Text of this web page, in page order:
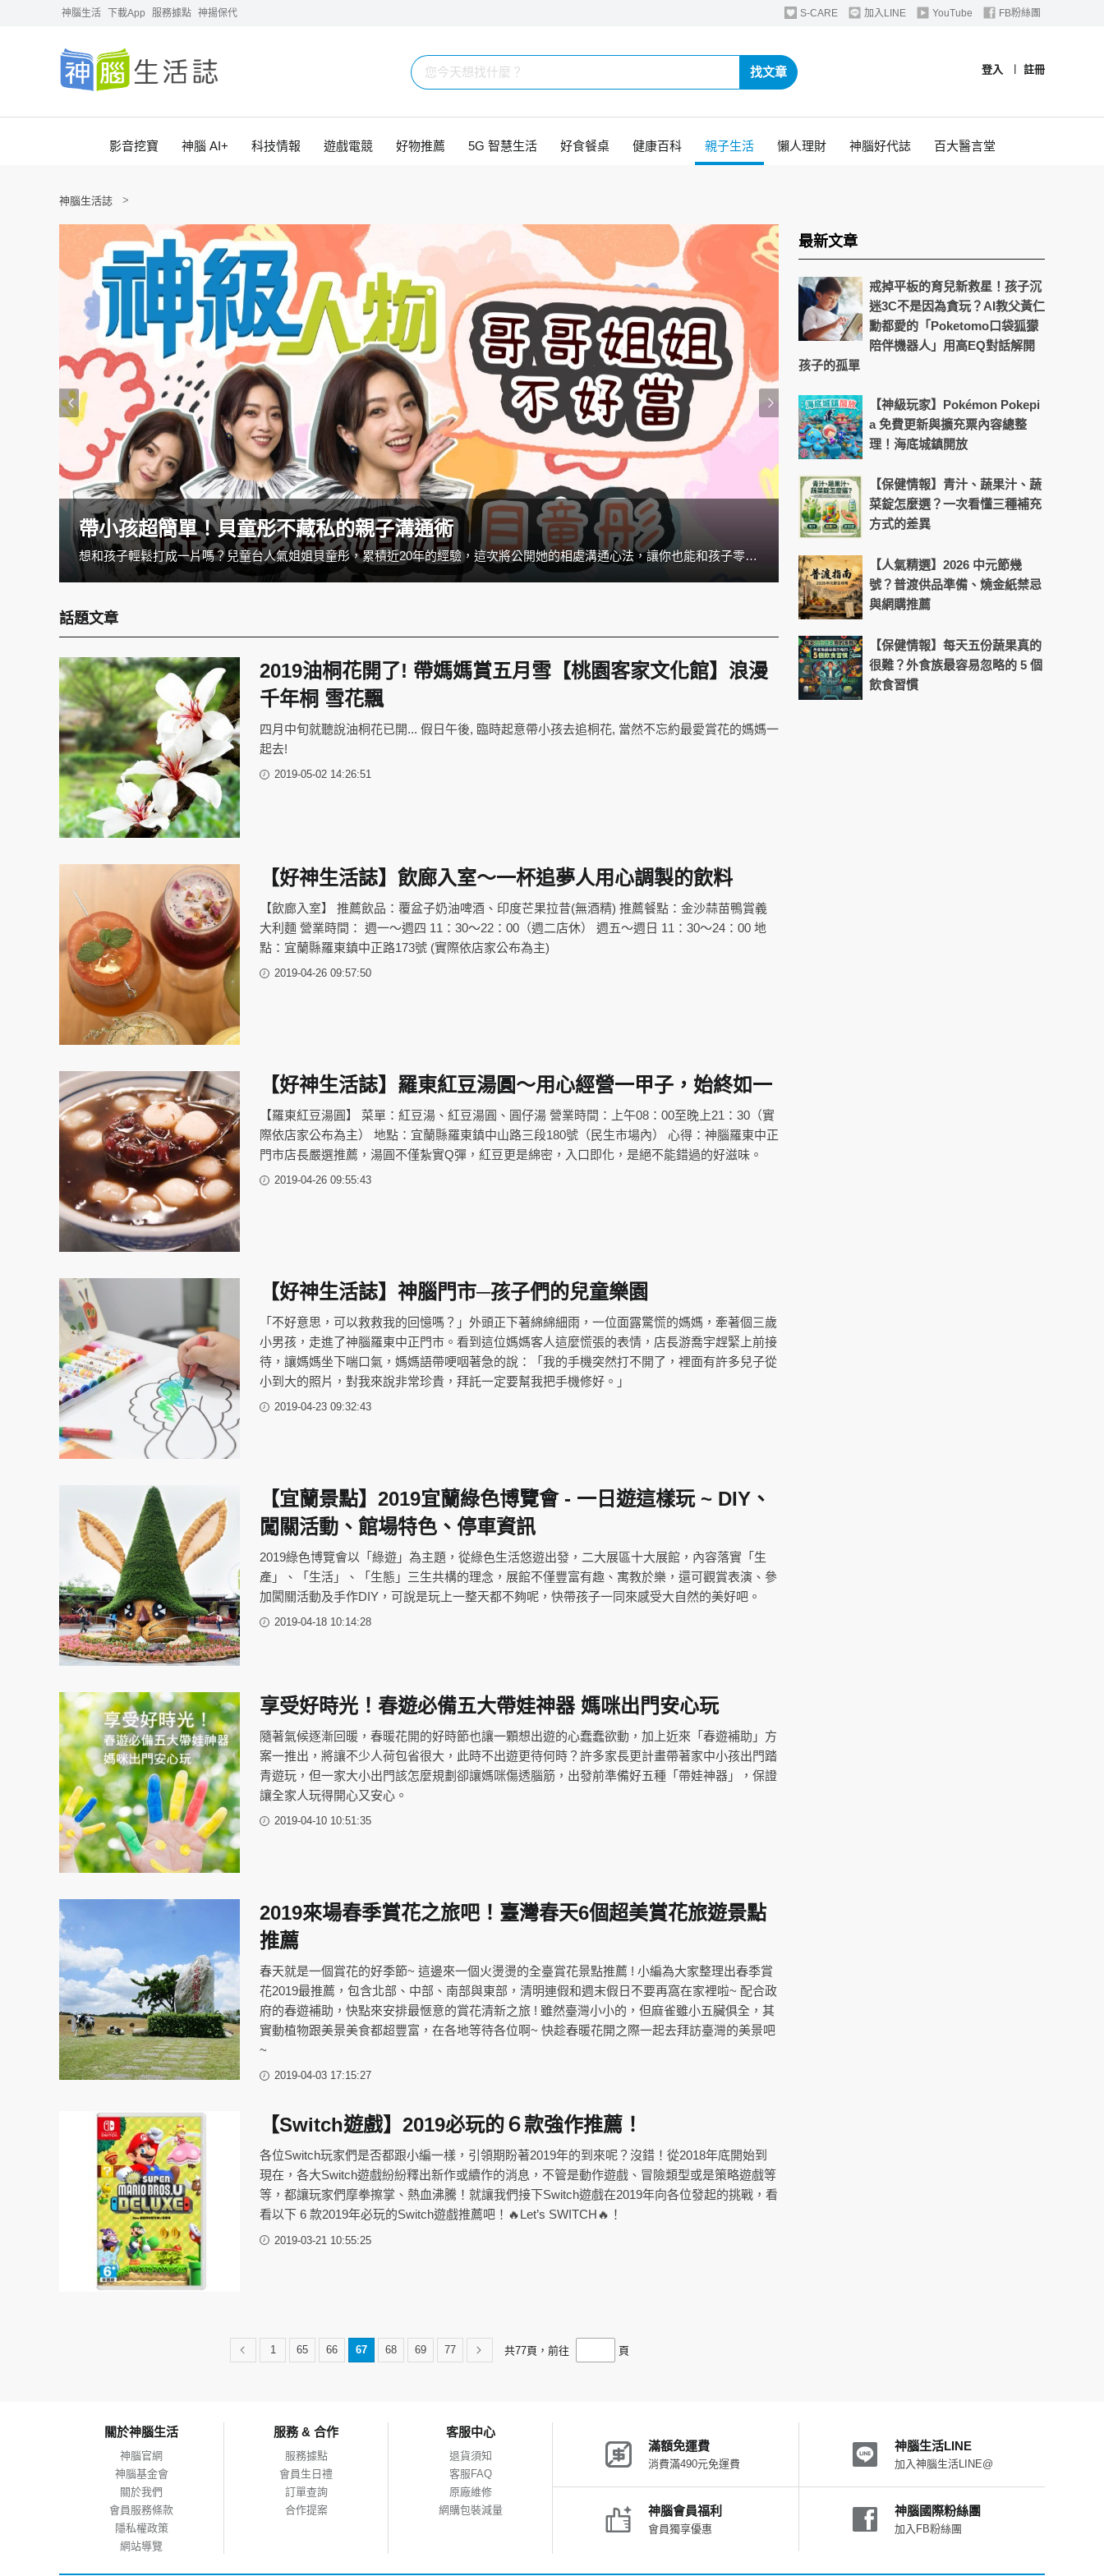
神腦生活 下載App 服務據點 神揚保代 S-CARE 加入LINE YouTube FB粉絲團
登入 註冊
找文章
影音挖寶 神腦 AI+ 科技情報 遊戲電競 好物推薦 5G 智慧生活 好食餐桌 健康百科 親子生活 懶人理財 神腦好代誌 百大醫言堂
神腦生活誌
帶小孩超簡單！貝童彤不藏私的親子溝通術
想和孩子輕鬆打成一片嗎？兒童台人氣姐姐貝童彤，累積近20年的經驗，這次將公開她的相處溝通心法，讓你也能和孩子零距離，關係更親密！
換季流感高峰延長！日常飲食與作
隨著疫情進入新階段，口罩鬆綁、外出活動增加，許多
話題文章
2019油桐花開了! 帶媽媽賞五月雪【桃園客家文化館】浪漫
千年桐 雪花飄
四月中旬就聽說油桐花已開... 假日午後, 臨時起意帶小孩去追桐花, 當然不忘約最愛賞花的媽媽一
起去!
2019-05-02 14:26:51
【好神生活誌】飲廊入室～一杯追夢人用心調製的飲料
【飲廊入室】 推薦飲品：覆盆子奶油啤酒、印度芒果拉昔(無酒精) 推薦餐點：金沙蒜苗鴨賞義
大利麵 營業時間： 週一～週四 11：30～22：00（週二店休） 週五～週日 11：30～24：00 地
點：宜蘭縣羅東鎮中正路173號 (實際依店家公布為主)
2019-04-26 09:57:50
【好神生活誌】羅東紅豆湯圓～用心經營一甲子，始終如一
【羅東紅豆湯圓】 菜單：紅豆湯、紅豆湯圓、圓仔湯 營業時間：上午08：00至晚上21：30（實
際依店家公布為主） 地點：宜蘭縣羅東鎮中山路三段180號（民生市場內） 心得：神腦羅東中正
門市店長嚴選推薦，湯圓不僅紮實Q彈，紅豆更是綿密，入口即化，是絕不能錯過的好滋味。
2019-04-26 09:55:43
【好神生活誌】神腦門市─孩子們的兒童樂園
「不好意思，可以救救我的回憶嗎？」外頭正下著綿綿細雨，一位面露驚慌的媽媽，牽著個三歲
小男孩，走進了神腦羅東中正門市。看到這位媽媽客人這麼慌張的表情，店長游喬宇趕緊上前接
待，讓媽媽坐下喘口氣，媽媽語帶哽咽著急的說：「我的手機突然打不開了，裡面有許多兒子從
小到大的照片，對我來說非常珍貴，拜託一定要幫我把手機修好。」
2019-04-23 09:32:43
【宜蘭景點】2019宜蘭綠色博覽會 - 一日遊這樣玩 ~ DIY、
闖關活動、館場特色、停車資訊
2019綠色博覽會以「綠遊」為主題，從綠色生活悠遊出發，二大展區十大展館，內容落實「生
產」、「生活」、「生態」三生共構的理念，展館不僅豐富有趣、寓教於樂，還可觀賞表演、參
加闖關活動及手作DIY，可說是玩上一整天都不夠呢，快帶孩子一同來感受大自然的美好吧。
2019-04-18 10:14:28
享受好時光！春遊必備五大帶娃神器 媽咪出門安心玩
隨著氣候逐漸回暖，春暖花開的好時節也讓一顆想出遊的心蠢蠢欲動，加上近來「春遊補助」方
案一推出，將讓不少人荷包省很大，此時不出遊更待何時？許多家長更計畫帶著家中小孩出門踏
青遊玩，但一家大小出門該怎麼規劃卻讓媽咪傷透腦筋，出發前準備好五種「帶娃神器」，保證
讓全家人玩得開心又安心。
2019-04-10 10:51:35
2019來場春季賞花之旅吧！臺灣春天6個超美賞花旅遊景點
推薦
春天就是一個賞花的好季節~ 這邊來一個火燙燙的全臺賞花景點推薦 ! 小編為大家整理出春季賞
花2019最推薦，包含北部、中部、南部與東部，清明連假和週末假日不要再窩在家裡啦~ 配合政
府的春遊補助，快點來安排最愜意的賞花清新之旅 ! 雖然臺灣小小的，但麻雀雖小五臟俱全，其
實動植物跟美景美食都超豐富，在各地等待各位啊~ 快趁春暖花開之際一起去拜訪臺灣的美景吧
~
2019-04-03 17:15:27
【Switch遊戲】2019必玩的６款強作推薦！
各位Switch玩家們是否都跟小編一樣，引領期盼著2019年的到來呢？沒錯！從2018年底開始到
現在，各大Switch遊戲紛紛釋出新作或續作的消息，不管是動作遊戲、冒險類型或是策略遊戲等
等，都讓玩家們摩拳擦掌、熱血沸騰！就讓我們接下Switch遊戲在2019年向各位發起的挑戰，看
看以下 6 款2019年必玩的Switch遊戲推薦吧！🔥Let’s SWITCH🔥！
2019-03-21 10:55:25
1 65 66 67 68 69 77 共77頁，前往 頁
最新文章
戒掉平板的育兒新救星！孩子沉
迷3C不是因為貪玩？AI教父黃仁
勳都愛的「Poketomo口袋狐獴
陪伴機器人」用高EQ對話解開
孩子的孤單
【神級玩家】Pokémon Pokepi
a 免費更新與擴充票內容總整
理！海底城鎮開放
【保健情報】青汁、蔬果汁、蔬
菜錠怎麼選？一次看懂三種補充
方式的差異
【人氣精選】2026 中元節幾
號？普渡供品準備、燒金紙禁忌
與網購推薦
【保健情報】每天五份蔬果真的
很難？外食族最容易忽略的 5 個
飲食習慣
關於神腦生活
神腦官網
神腦基金會
關於我們
會員服務條款
隱私權政策
網站導覽
服務 & 合作
服務據點
會員生日禮
訂單查詢
合作提案
客服中心
退貨須知
客服FAQ
原廠維修
網購包裝減量
滿額免運費
消費滿490元免運費
神腦生活LINE
加入神腦生活LINE@
神腦會員福利
會員獨享優惠
神腦國際粉絲團
加入FB粉絲團